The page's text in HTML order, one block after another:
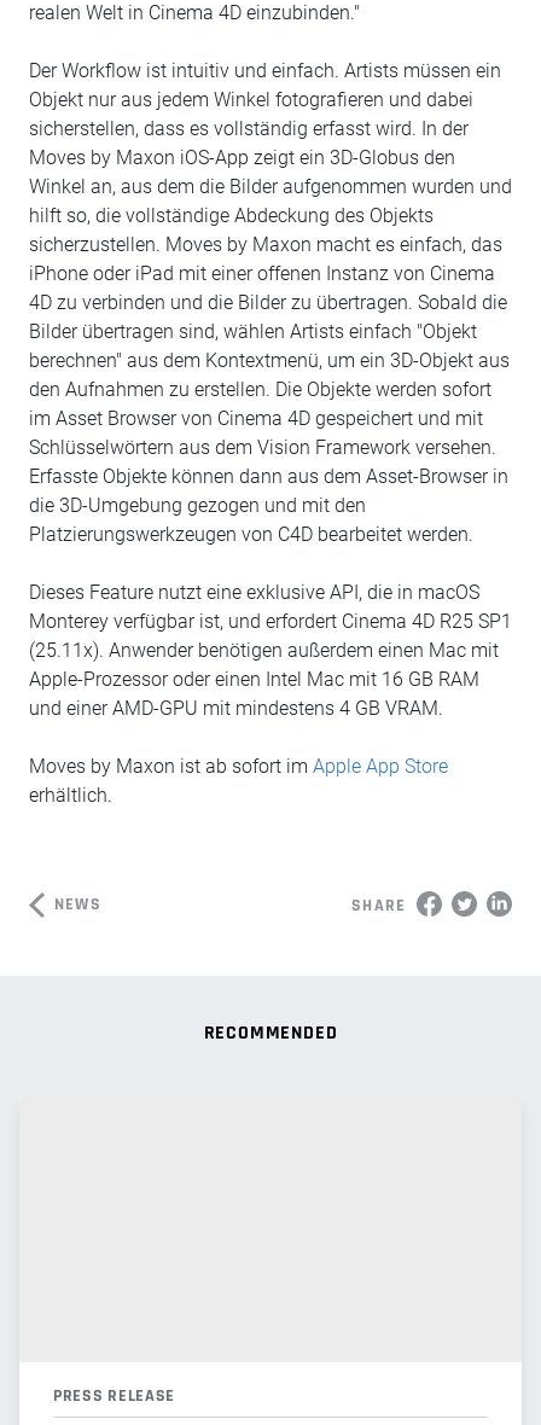
realen Welt in Cinema 4D einzubinden."
Der Workflow ist intuitiv und einfach. Artists müssen ein
Objekt nur aus jedem Winkel fotografieren und dabei
sicherstellen, dass es vollständig erfasst wird. In der
Moves by Maxon iOS-App zeigt ein 3D-Globus den
Winkel an, aus dem die Bilder aufgenommen wurden und
hilft so, die vollständige Abdeckung des Objekts
sicherzustellen. Moves by Maxon macht es einfach, das
iPhone oder iPad mit einer offenen Instanz von Cinema
4D zu verbinden und die Bilder zu übertragen. Sobald die
Bilder übertragen sind, wählen Artists einfach "Objekt
berechnen" aus dem Kontextmenü, um ein 3D-Objekt aus
den Aufnahmen zu erstellen. Die Objekte werden sofort
im Asset Browser von Cinema 4D gespeichert und mit
Schlüsselwörtern aus dem Vision Framework versehen.
Erfasste Objekte können dann aus dem Asset-Browser in
die 3D-Umgebung gezogen und mit den
Platzierungswerkzeugen von C4D bearbeitet werden.
Dieses Feature nutzt eine exklusive API, die in macOS
Monterey verfügbar ist, und erfordert Cinema 4D R25 SP1
(25.11x). Anwender benötigen außerdem einen Mac mit
Apple-Prozessor oder einen Intel Mac mit 16 GB RAM
und einer AMD-GPU mit mindestens 4 GB VRAM.
Moves by Maxon ist ab sofort im Apple App Store
erhältlich.
NEWS SHARE
RECOMMENDED
PRESS RELEASE